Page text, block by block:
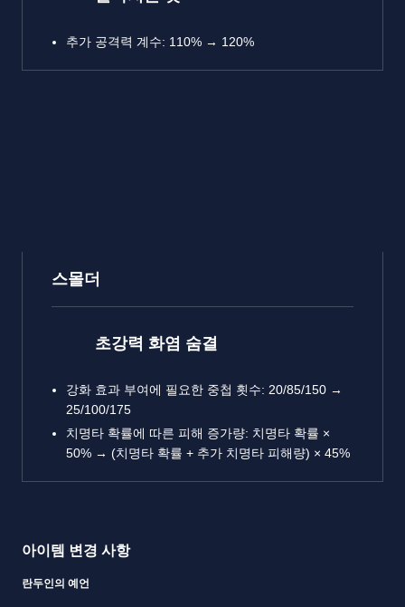
추가 공격력 계수: 110% → 120%
스몰더
초강력 화염 숨결
강화 효과 부여에 필요한 중첩 횟수: 20/85/150 →
25/100/175
치명타 확률에 따른 피해 증가량: 치명타 확률 ×
50% → (치명타 확률 + 추가 치명타 피해량) × 45%
아이템 변경 사항
란두인의 예언